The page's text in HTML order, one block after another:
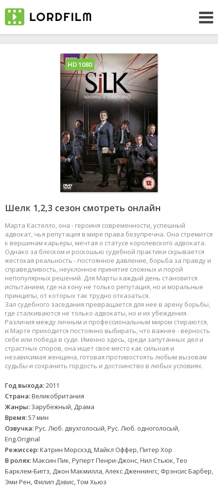
Шелк 1,2,3 сезон смотреть онлайн
Марта Кастелло, она - героиня современности, успешный
адвокат, чья репутация в мире права безупречна. Она стремится
к вершинам карьеры, мечтая о статусе королевского адвоката.
Однако за блеском и роскошью судебной практики скрывается
жестокая реальность - постоянное давление, борьба за правду и
справедливость, неуклонное принятие сложных и порой
непопулярных решений. Для Марты каждый день становится
испытанием, где на кону не только репутация, но и моральные
принципы, от которых так трудно отказаться.
Зал судебного заседания превращается для нее в арену борьбы,
где сталкиваются не только адвокаты, но и их убеждения.
Различия между личным и профессиональным миром стираются,
и Марте приходится постоянно выбирать, что важнее - верность
себе или победа в суде. Именно здесь, среди запутанных дел и
страстных споров, она ищет свое место как сильная и
независимая женщина, готовая противостоять любым вызовам
судьбы и сохранить гордость и достоинство в любых условиях.
Год выхода:2011
Страна:Великобритания
Жанры: Зарубежный, Драма
Время:57 мин
Озвучка:Рус. Люб. двухголосый, Рус. Люб. одноголосый,
Eng.Original
Режиссер:Катрин Морсхэд, Майкл Оффер, Питер Хор
В ролях:Максин Пик, Руперт Пенри-Джонс, Нил Стьюк, Тео
Барклем-Биггз, Джон Макмилла, Алекс Дженнингс, Фрэнсис Барбер,
Эми Рен, Филип Дэвис, Том Хьюз
HD 1080